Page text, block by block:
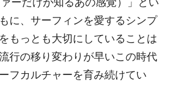
に、サーフィンを愛するシンプ
もっとも大切にしていることは
行の移り変わりが早いこの時代
フカルチャーを育み続けてい